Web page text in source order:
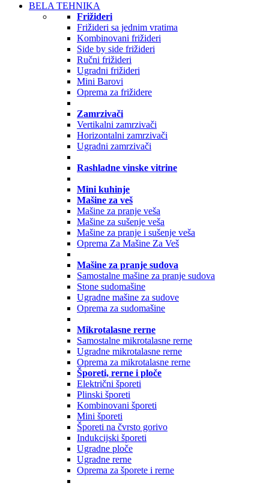
BELA TEHNIKA
Frižideri
Frižideri sa jednim vratima
Kombinovani frižideri
Side by side frižideri
Ručni frižideri
Ugradni frižideri
Mini Barovi
Oprema za frižidere
Zamrzivači
Vertikalni zamrzivači
Horizontalni zamrzivači
Ugradni zamrzivači
Rashladne vinske vitrine
Mini kuhinje
Mašine za veš
Mašine za pranje veša
Mašine za sušenje veša
Mašine za pranje i sušenje veša
Oprema Za Mašine Za Veš
Mašine za pranje sudova
Samostalne mašine za pranje sudova
Stone sudomašine
Ugradne mašine za sudove
Oprema za sudomašine
Mikrotalasne rerne
Samostalne mikrotalasne rerne
Ugradne mikrotalasne rerne
Oprema za mikrotalasne rerne
Šporeti, rerne i ploče
Električni šporeti
Plinski šporeti
Kombinovani šporeti
Mini šporeti
Šporeti na čvrsto gorivo
Indukcijski šporeti
Ugradne ploče
Ugradne rerne
Oprema za šporete i rerne